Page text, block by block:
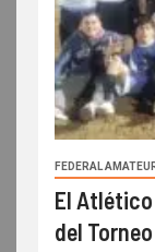
FEDERAL
El
del